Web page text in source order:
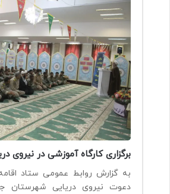
برگزاری کارگاه آموزشی در
به گزارش روابط عمومی ستاد
دعوت نیروی دریایی شهرستان